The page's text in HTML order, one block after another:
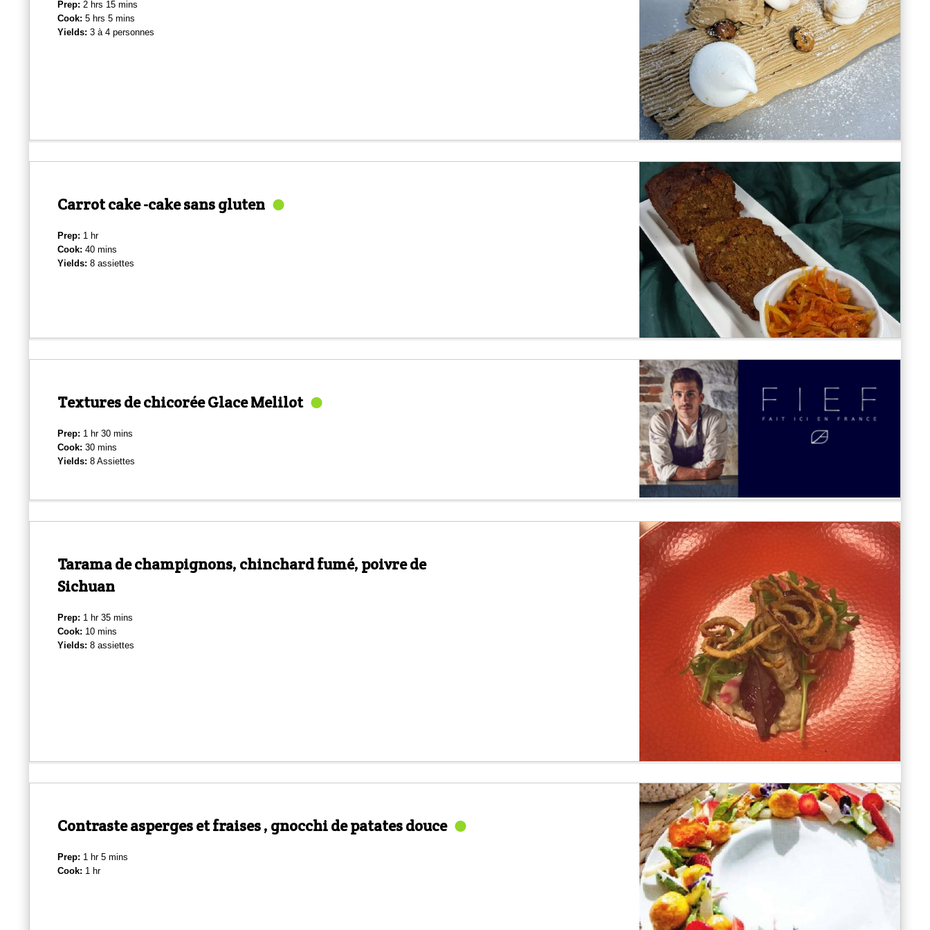
Prep: 2 hrs 15 mins
Cook: 5 hrs 5 mins
Yields: 3 à 4 personnes
Carrot cake -cake sans gluten
Prep: 1 hr
Cook: 40 mins
Yields: 8 assiettes
Textures de chicorée Glace Melilot
Prep: 1 hr 30 mins
Cook: 30 mins
Yields: 8 Assiettes
Tarama de champignons, chinchard fumé, poivre de
Sichuan
Prep: 1 hr 35 mins
Cook: 10 mins
Yields: 8 assiettes
Contraste asperges et fraises , gnocchi de patates douce
Prep: 1 hr 5 mins
Cook: 1 hr